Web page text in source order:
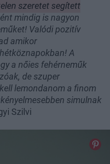
szeretet segített
mindig is nagyon
Valódi pozitív
amikor
A
a nőies fehérneműk
de szuper
lemondanom a finom
simulnak
Szilvi